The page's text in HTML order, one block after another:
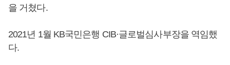
을 거쳤다.
2021년 1월 KB국민은행 CIB·글로벌심사부장을 역임했
다.